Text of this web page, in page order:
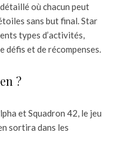
où chacun peut
sans but final. Star
types d’activités,
défis et de récompenses.
?
et Squadron 42, le jeu
sortira dans les